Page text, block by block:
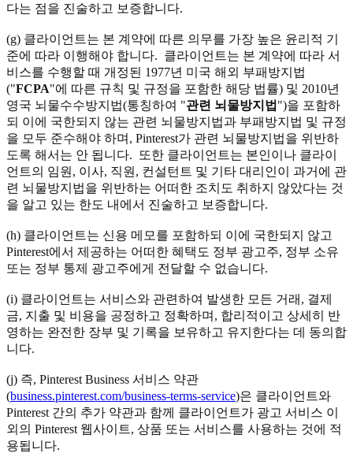
다는 점을 진술하고 보증합니다.
(g) 클라이언트는 본 계약에 따른 의무를 가장 높은 윤리적 기
준에 따라 이행해야 합니다. 클라이언트는 본 계약에 따라 서
비스를 수행할 때 개정된 1977년 미국 해외 부패방지법
("FCPA"에 따른 규칙 및 규정을 포함한 해당 법률) 및 2010년
영국 뇌물수수방지법(통칭하여 "관련 뇌물방지법 ")을 포함하
되 이에 국한되지 않는 관련 뇌물방지법과 부패방지법 및 규정
을 모두 준수해야 하며, Pinterest가 관련 뇌물방지법을 위반하
도록 해서는 안 됩니다. 또한 클라이언트는 본인이나 클라이
언트의 임원, 이사, 직원, 컨설턴트 및 기타 대리인이 과거에 관
련 뇌물방지법을 위반하는 어떠한 조치도 취하지 않았다는 것
을 알고 있는 한도 내에서 진술하고 보증합니다.
(h) 클라이언트는 신용 메모를 포함하되 이에 국한되지 않고
Pinterest에서 제공하는 어떠한 혜택도 정부 광고주, 정부 소유
또는 정부 통제 광고주에게 전달할 수 없습니다.
(i) 클라이언트는 서비스와 관련하여 발생한 모든 거래, 결제
금, 지출 및 비용을 공정하고 정확하며, 합리적이고 상세히 반
영하는 완전한 장부 및 기록을 보유하고 유지한다는 데 동의합
니다.
(j) 즉, Pinterest Business 서비스 약관
(business.pinterest.com/business-terms-service)은 클라이언트와
Pinterest 간의 추가 약관과 함께 클라이언트가 광고 서비스 이
외의 Pinterest 웹사이트, 상품 또는 서비스를 사용하는 것에 적
용됩니다.